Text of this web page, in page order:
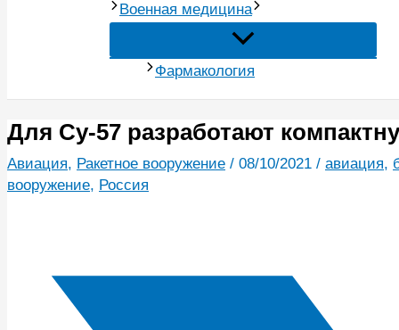
Военная медицина
Фармакология
Для Су-57 разработают
Авиация, Ракетное вооружение / 08/10/2021 / авиация,
вооружение, Россия